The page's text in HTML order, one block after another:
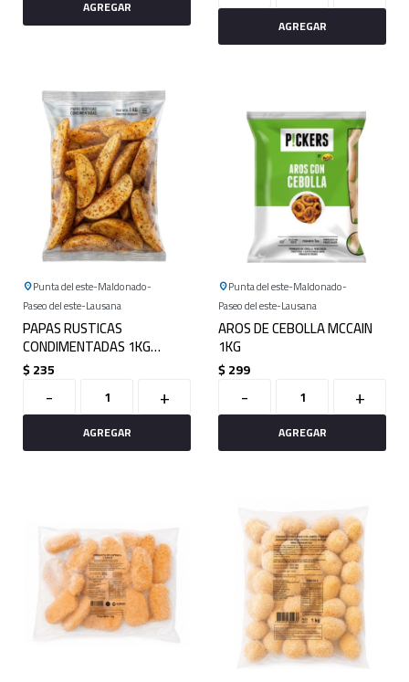
Punta del este Maldonado
Paseo del este Lausana
PAPAS RUSTICAS
CONDIMENTADAS 1KG
(WEDGES)
$235
- +
Punta del este Maldonado
Paseo del este Lausana
AROS DE CEBOLLA MCCAIN
1KG
$299
- +